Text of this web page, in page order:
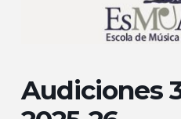
Audiciones